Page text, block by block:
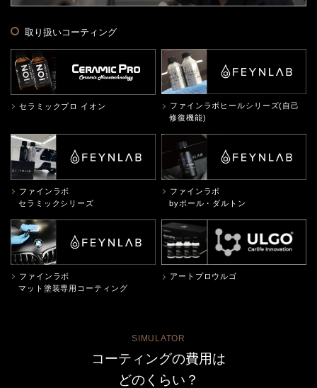
取り扱いコーティング
セラミックプロ イオン
ファインラボヒールシリーズ(自己
修復機能)
ファインラボ
セラミックシリーズ
ファインラボ
byポール・ダルトン
ファインラボ
マット塗装専用コーティング
アートプロウルゴ
SIMULATOR
コーティングの費用は
どのくらい？